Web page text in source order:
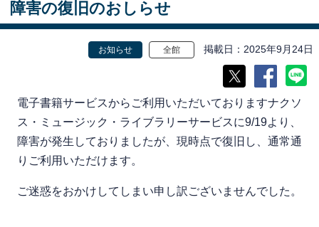
障害の復旧のおしらせ
お知らせ 全館 掲載日 2025年9月24日
電子書籍サービスからご利用いただいておりますナクソ
ス・ミュージック・ライブラリーサービスに9/19より、
障害が発生しておりましたが、現時点で復旧し、通常通
りご利用いただけます。
ご迷惑をおかけしてしまい申し訳ございませんでした。